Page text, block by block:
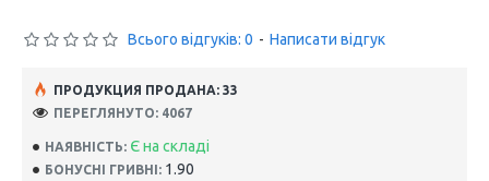
НАЯВНІСТЬ: Є на складі
БОНУСНІ ГРИВНІ: 1.90
ПРОДУКЦИЯ ПРОДАНА: 33
ПЕРЕГЛЯНУТО: 4067
Всього відгуків: 0 - Написати відгук